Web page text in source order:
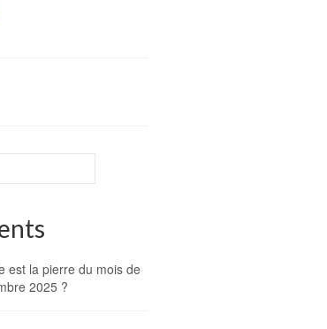
est la pierre du mois de
2025 ?